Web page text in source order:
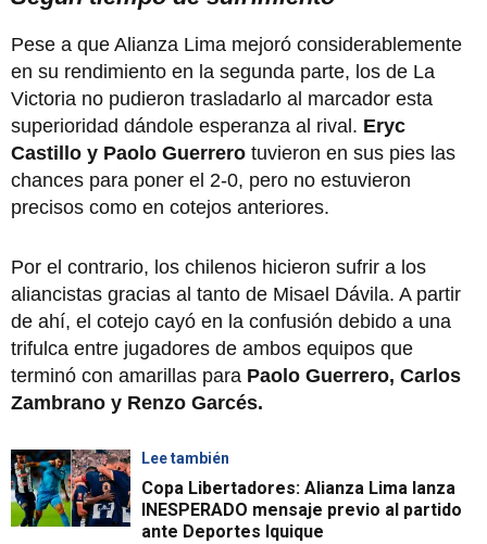
Pese a que Alianza Lima mejoró considerablemente
en su rendimiento en la segunda parte, los de La
Victoria no pudieron trasladarlo al marcador esta
superioridad dándole esperanza al rival. Eryc
Castillo y Paolo Guerrero tuvieron en sus pies las
chances para poner el 2-0, pero no estuvieron
precisos como en cotejos anteriores.
Por el contrario, los chilenos hicieron sufrir a los
aliancistas gracias al tanto de Misael Dávila. A partir
de ahí, el cotejo cayó en la confusión debido a una
trifulca entre jugadores de ambos equipos que
terminó con amarillas para Paolo Guerrero, Carlos
Zambrano y Renzo Garcés.
Lee también
Copa Libertadores: Alianza Lima lanza
INESPERADO mensaje previo al partido
ante Deportes Iquique